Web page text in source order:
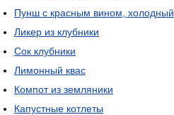
Пунш с красным вином, холодный
Ликер из клубники
Сок клубники
Лимонный квас
Компот из земляники
Капустные котлеты